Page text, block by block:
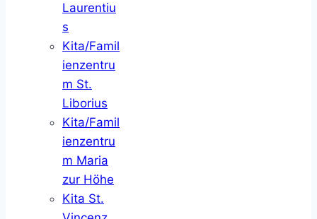
Laurentiu
s
Kita/Famil
ienzentru
m St.
Liborius
Kita/Famil
ienzentru
m Maria
zur Höhe
Kita St.